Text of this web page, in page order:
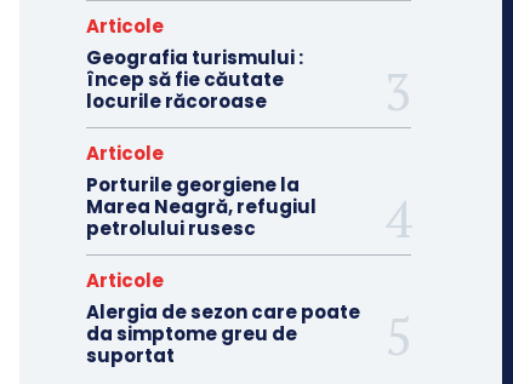
Articole
Geografia turismului :
încep să fie căutate
locurile răcoroase
Articole
Porturile georgiene la
Marea Neagră, refugiul
petrolului rusesc
Articole
Alergia de sezon care poate
da simptome greu de
suportat